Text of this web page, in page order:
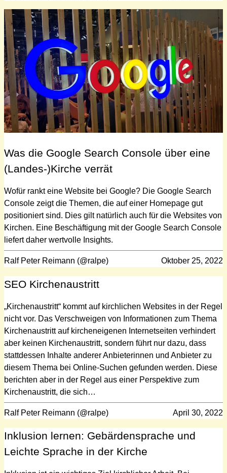
Was die Google Search Console über eine
(Landes-)Kirche verrät
Wofür rankt eine Website bei Google? Die Google Search
Console zeigt die Themen, die auf einer Homepage gut
positioniert sind. Dies gilt natürlich auch für die Websites von
Kirchen. Eine Beschäftigung mit der Google Search Console
liefert daher wertvolle Insights.
Ralf Peter Reimann (@ralpe) Oktober 25, 2022
SEO Kirchenaustritt
„Kirchenaustritt“ kommt auf kirchlichen Websites in der Regel
nicht vor. Das Verschweigen von Informationen zum Thema
Kirchenaustritt auf kircheneigenen Internetseiten verhindert
aber keinen Kirchenaustritt, sondern führt nur dazu, dass
stattdessen Inhalte anderer Anbieterinnen und Anbieter zu
diesem Thema bei Online-Suchen gefunden werden. Diese
berichten aber in der Regel aus einer Perspektive zum
Kirchenaustritt, die sich…
Ralf Peter Reimann (@ralpe) April 30, 2022
Inklusion lernen: Gebärdensprache und
Leichte Sprache in der Kirche